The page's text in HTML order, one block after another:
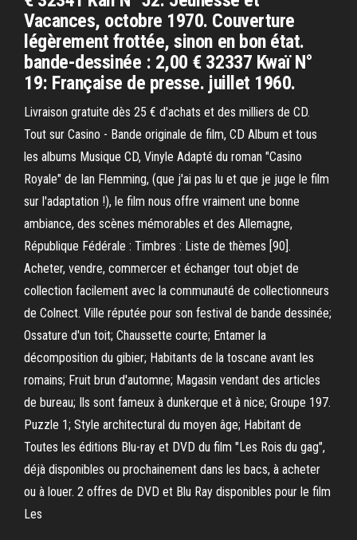
Vacances, octobre 1970. Couverture
légèrement frottée, sinon en bon état.
bande-dessinée : 2,00 € 32337 Kwaï N°
19: Française de presse. juillet 1960.
Livraison gratuite dès 25 € d'achats et des milliers de CD.
Tout sur Casino - Bande originale de film, CD Album et tous
les albums Musique CD, Vinyle Adapté du roman "Casino
Royale" de Ian Flemming, (que j'ai pas lu et que je juge le film
sur l'adaptation !), le film nous offre vraiment une bonne
ambiance, des scènes mémorables et des Allemagne,
République Fédérale : Timbres : Liste de thèmes [90].
Acheter, vendre, commercer et échanger tout objet de
collection facilement avec la communauté de collectionneurs
de Colnect. Ville réputée pour son festival de bande dessinée;
Ossature d'un toit; Chaussette courte; Entamer la
décomposition du gibier; Habitants de la toscane avant les
romains; Fruit brun d'automne; Magasin vendant des articles
de bureau; Ils sont fameux à dunkerque et à nice; Groupe 197.
Puzzle 1; Style architectural du moyen âge; Habitant de
Toutes les éditions Blu-ray et DVD du film "Les Rois du gag",
déjà disponibles ou prochainement dans les bacs, à acheter
ou à louer. 2 offres de DVD et Blu Ray disponibles pour le film
Les